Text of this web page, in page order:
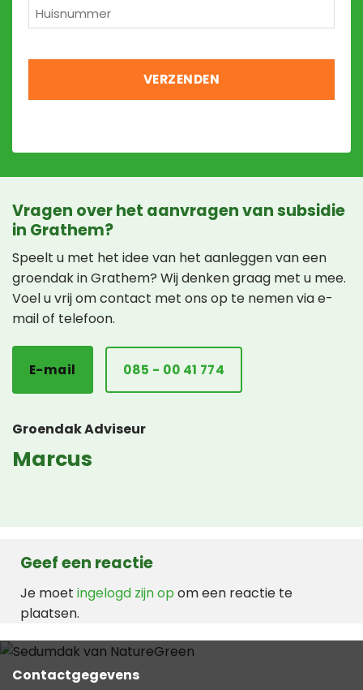
*
Vragen over het aanvragen van subsidie
in Grathem?
Speelt u met het idee van het aanleggen van een
groendak in Grathem? Wij denken graag met u mee.
Voel u vrij om contact met ons op te nemen via e-
mail of telefoon.
E-mail 085 - 00 41 774
Groendak Adviseur
Marcus
Geef een reactie
Je moet ingelogd zijn op om een reactie te
plaatsen.
Contactgegevens